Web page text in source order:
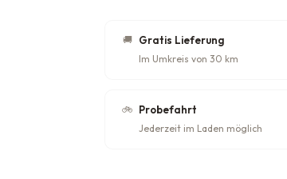
🚚 Gratis Lieferung
Im Umkreis von 30 km
🚲 Probefahrt
Jederzeit im Laden möglich